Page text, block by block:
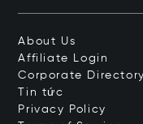
About Us
Affiliate Login
Corporate Directory
Tin tức
Privacy Policy